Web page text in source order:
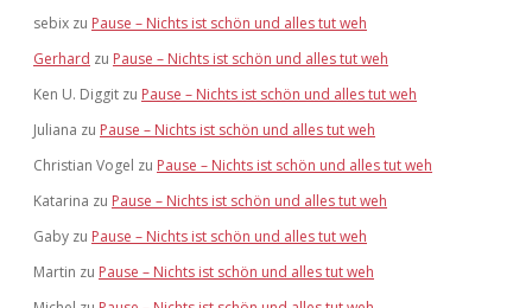
sebix zu Pause – Nichts ist schön und alles tut weh
Gerhard zu Pause – Nichts ist schön und alles tut weh
Ken U. Diggit zu Pause – Nichts ist schön und alles tut weh
Juliana zu Pause – Nichts ist schön und alles tut weh
Christian Vogel zu Pause – Nichts ist schön und alles tut weh
Katarina zu Pause – Nichts ist schön und alles tut weh
Gaby zu Pause – Nichts ist schön und alles tut weh
Martin zu Pause – Nichts ist schön und alles tut weh